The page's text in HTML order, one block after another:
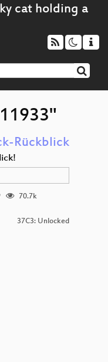
Rückblick
70.7k
37C3: Unlocked